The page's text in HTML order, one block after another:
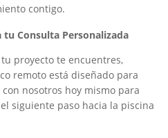
contigo.
Consulta Personalizada
proyecto te encuentres,
remoto está diseñado para
nosotros hoy mismo para
siguiente paso hacia la piscina